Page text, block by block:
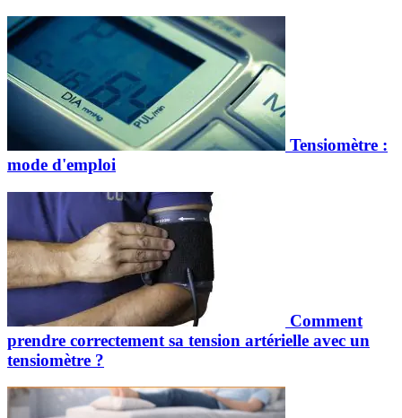
Tensiomètre :
mode d'emploi
Comment
prendre correctement sa tension artérielle avec un
tensiomètre ?